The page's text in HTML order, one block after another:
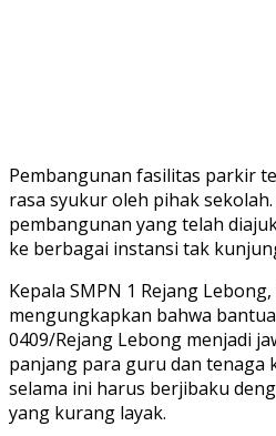
Pembangunan fasilitas parkir
rasa syukur oleh pihak
pembangunan yang telah
ke berbagai instansi tak
Kepala SMPN 1 Rejang
mengungkapkan bahwa
0409/Rejang Lebong menjadi
panjang para guru dan tenaga
selama ini harus berjibaku
yang kurang layak.